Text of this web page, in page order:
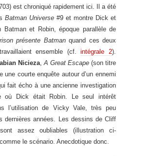
est chroniqué rapidement ici. Il a été
Batman Universe #9 et montre Dick et
Batman et Robin, époque parallèle de
présente Batmanquand ces deux
ensemble (cf.intégrale 2).
Nicieza A Great Escape (son titre
une courte enquête autour d’un ennemi
fait écho à une ancienne investigation
où Dick était Robin. Le seul intérêt
l’utilisation de Vicky Vale, très peu
dernières années. Les dessins de Cliff
assez oubliables (illustration ci-
le scénario. Anecdotique donc.